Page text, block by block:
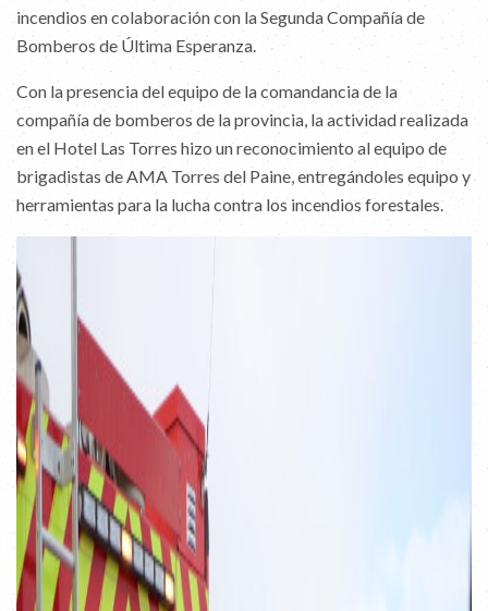
incendios en colaboración con la Segunda Compañía de
Bomberos de Última Esperanza.
Con la presencia del equipo de la comandancia de la
compañía de bomberos de la provincia, la actividad realizada
en el Hotel Las Torres hizo un reconocimiento al equipo de
brigadistas de AMA Torres del Paine, entregándoles equipo y
herramientas para la lucha contra los incendios forestales.